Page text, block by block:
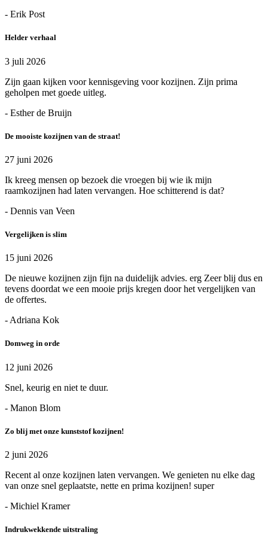
- Erik Post
Helder verhaal
3 juli 2026
Zijn gaan kijken voor kennisgeving voor kozijnen. Zijn prima
geholpen met goede uitleg.
- Esther de Bruijn
De mooiste kozijnen van de straat!
27 juni 2026
Ik kreeg mensen op bezoek die vroegen bij wie ik mijn
raamkozijnen had laten vervangen. Hoe schitterend is dat?
- Dennis van Veen
Vergelijken is slim
15 juni 2026
De nieuwe kozijnen zijn fijn na duidelijk advies. erg Zeer blij dus en
tevens doordat we een mooie prijs kregen door het vergelijken van
de offertes.
- Adriana Kok
Domweg in orde
12 juni 2026
Snel, keurig en niet te duur.
- Manon Blom
Zo blij met onze kunststof kozijnen!
2 juni 2026
Recent al onze kozijnen laten vervangen. We genieten nu elke dag
van onze snel geplaatste, nette en prima kozijnen! super
- Michiel Kramer
Indrukwekkende uitstraling